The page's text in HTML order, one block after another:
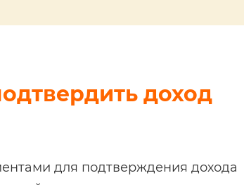
доход
для подтверждения дохода